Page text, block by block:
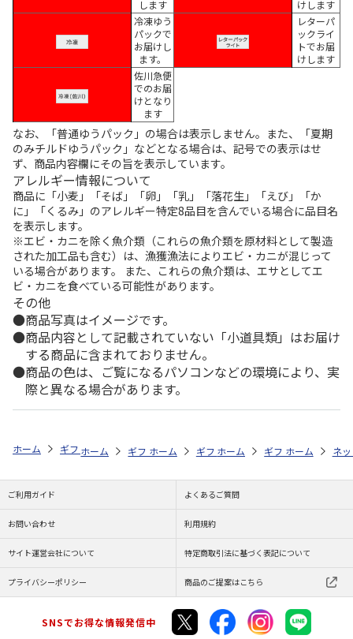
します
けします
冷凍ゆう
パックで
お届けし
ます。
レターパ
ックライ
トでお届
けします
佐川急便
でのお届
けとなり
ます
なお、「普通ゆうパック」の場合は表示しません。また、「夏期
のみチルドゆうパック」などとなる場合は、記号での表示はせ
ず、商品内容欄にその旨を表示しています。
アレルギー情報について
商品に「小麦」「そば」「卵」「乳」「落花生」「えび」「か
に」「くるみ」のアレルギー特定8品目を含んでいる場合に品目名
を表示します。
※エビ・カニを除く魚介類（これらの魚介類を原材料として製造
された加工品も含む）は、漁獲漁法によりエビ・カニが混じって
いる場合があります。 また、これらの魚介類は、エサとしてエ
ビ・カニを食べている可能性があります。
その他
商品写真はイメージです。
商品内容として記載されていない「小道具類」はお届け
する商品に含まれておりません。
商品の色は、ご覧になるパソコンなどの環境により、実
際と異なる場合があります。
ホーム ギフトストア お中元・夏ギフト特集 2026 お菓子・スイーツ
ホーム ギフトストア お中元・夏ギフト特集 2026
ホーム ギフトストア お中元・夏ギフト
ホーム ギフトストア お
ホーム ネ
ご利用ガイド よくあるご質問
お問い合わせ 利用規約
サイト運営会社について 特定商取引法に基づく表記について
プライバシーポリシー 商品のご提案はこちら
SNSでお得な情報発信中